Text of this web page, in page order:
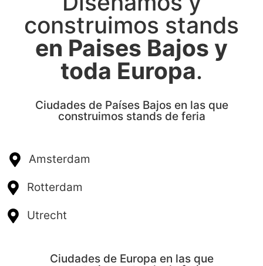
construimos stands
en Paises Bajos y
toda Europa.
Ciudades de Países Bajos en las que
construimos stands de feria
Amsterdam
Rotterdam
Utrecht
Ciudades de Europa en las que